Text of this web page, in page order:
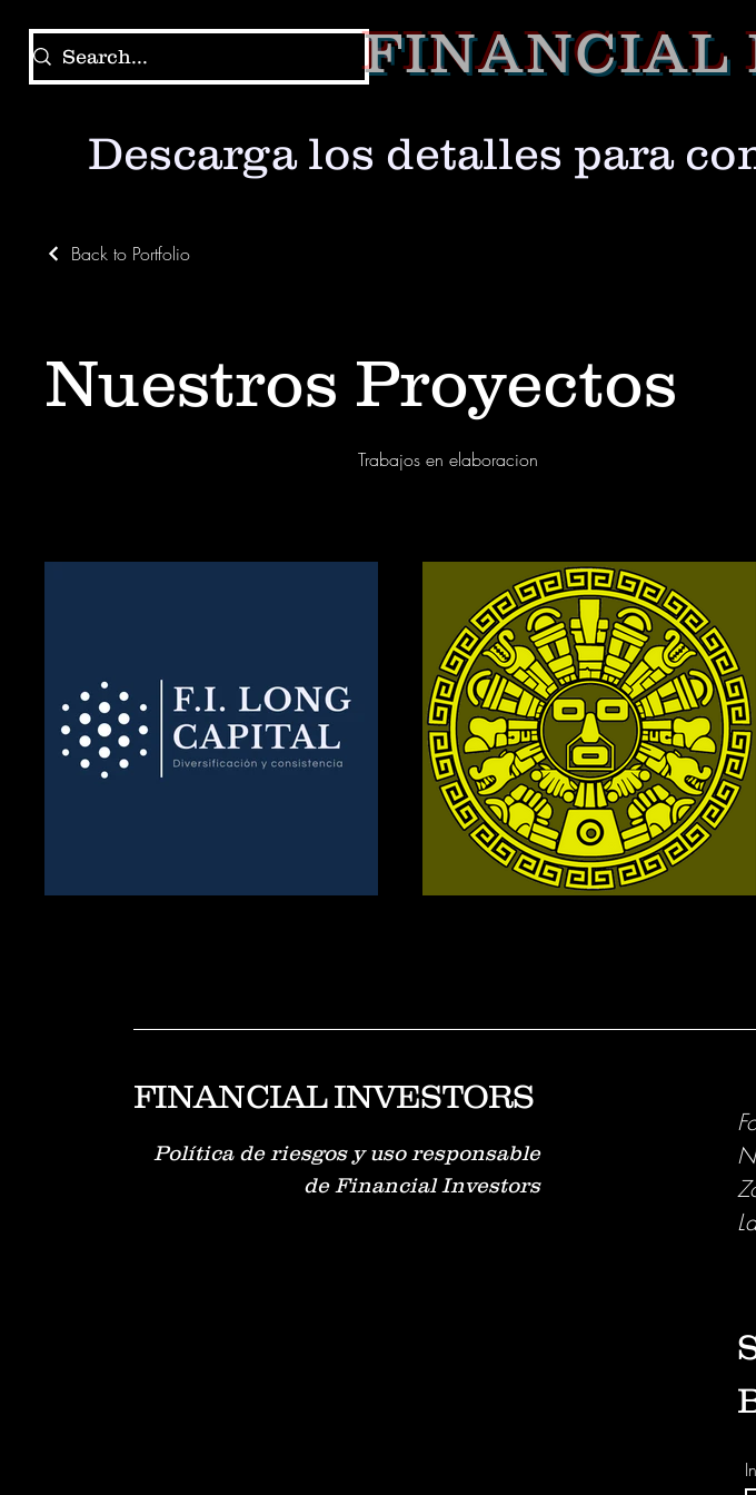
FINANCIAL
Descarga los detalles para
Back to Portfolio
Nuestros Proyectos
Trabajos en elaboracion
FINANCIAL INVESTORS
Política de riesgos y uso responsable
de Financial Investors